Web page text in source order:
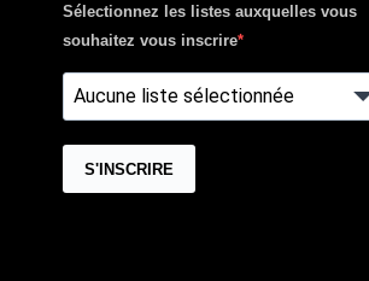
Sélectionnez les listes auxquelles vous
souhaitez vous inscrire
Aucune liste sélectionnée
S'INSCRIRE